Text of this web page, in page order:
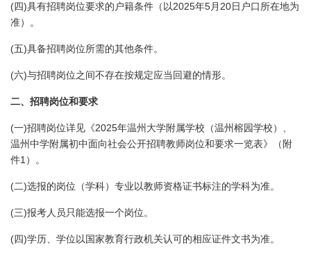
(四)具有招聘岗位要求的户籍条件（以2025年5月 20 日 户口所在地为
准）。
(五)具备招聘岗位所需的其他条件。
(六)与招聘岗位之间不存在按规定应当回避的情形。
二、招聘岗位和要求
(一)招聘岗位详见《2025年温州大学附属学校（温州榕园学校）、
温州中学附属初中面向社会公开招聘教师岗位和要求一览表》（附
件1 ）。
(二)选报的岗位（学科）专业以教师资格证书标注的学科为准。
(三)报考人员只能选报一个岗位。
(四)学历、学位以国家教育行政机关认可的相应证件文书为准。